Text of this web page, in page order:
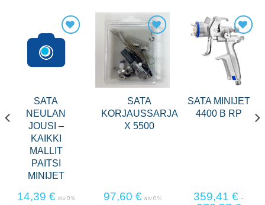
SATA
NEULAN
JOUSI –
KAIKKI
MALLIT
PAITSI
MINIJET
14,39 € alv 0 %
SATA
KORJAUSSARJA
X 5500
97,60 € alv 0 %
SATA MINIJET
4400 B RP
359,41€ -